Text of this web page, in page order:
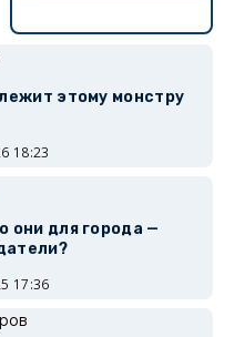
этому монстру
18:23
они для города —
17:36